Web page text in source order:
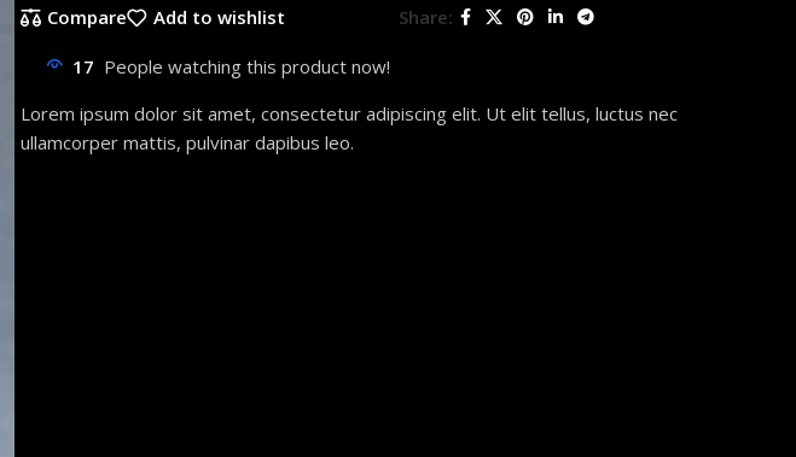
Compare
Add to wishlist Share:
17 People watching this product now!
Lorem ipsum dolor sit amet, consectetur adipiscing elit. Ut elit tellus, luctus nec
ullamcorper mattis, pulvinar dapibus leo.